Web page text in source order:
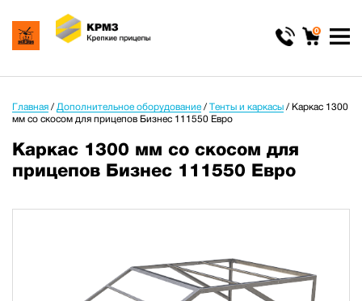
0
Главная / Дополнительное оборудование / Тенты и каркасы / Каркас 1300
мм со скосом для прицепов Бизнес 111550 Евро
Каркас 1300 мм со скосом для
прицепов Бизнес 111550 Евро